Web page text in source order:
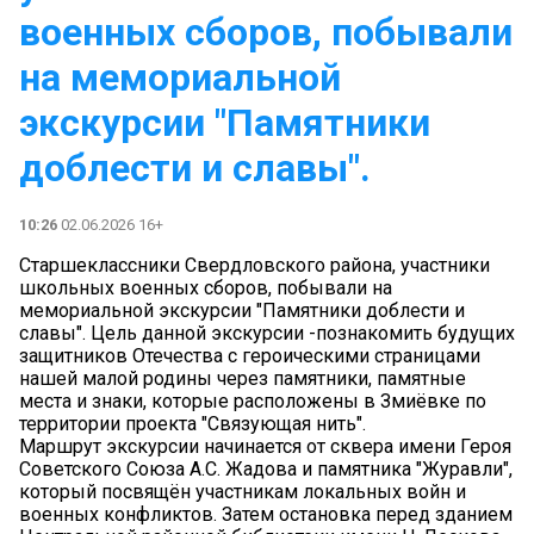
военных сборов, побывали
на мемориальной
экскурсии "Памятники
доблести и славы".
10:26 02.06.2026 16+
Старшеклассники Свердловского района, участники
школьных военных сборов, побывали на
мемориальной экскурсии "Памятники доблести и
славы". Цель данной экскурсии -познакомить будущих
защитников Отечества с героическими страницами
нашей малой родины через памятники, памятные
места и знаки, которые расположены в Змиёвке по
территории проекта "Связующая нить".
Маршрут экскурсии начинается от сквера имени Героя
Советского Союза А.С. Жадова и памятника "Журавли",
который посвящён участникам локальных войн и
военных конфликтов. Затем остановка перед зданием